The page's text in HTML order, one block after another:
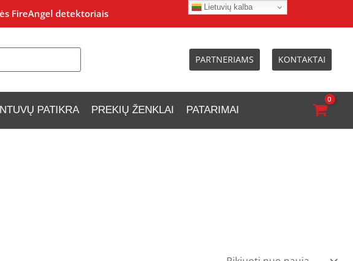
FireAngel detektoriais
PARTNERIAMS KONTAKTAI
PATIKRA PREKIŲ ŽENKLAI PATARIMAI
Lietuvių kalba